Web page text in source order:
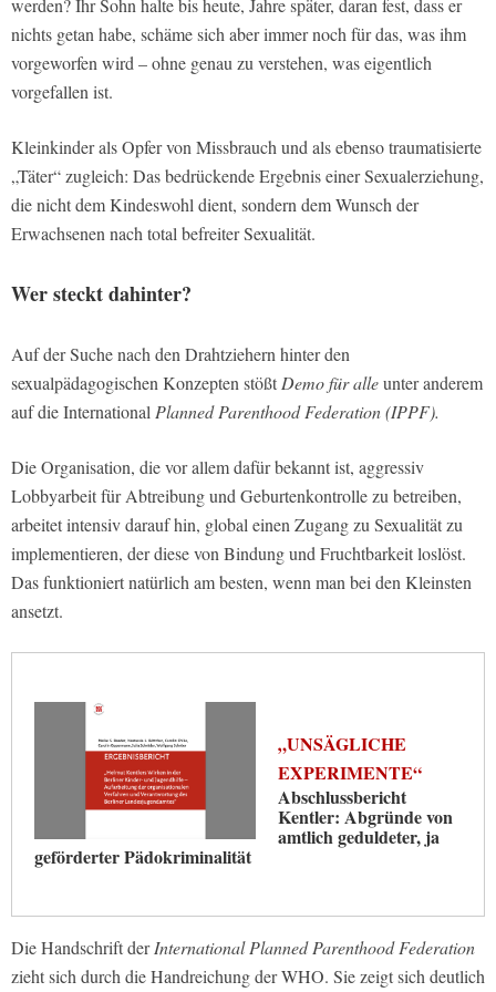
werden? Ihr Sohn halte bis heute, Jahre später, daran fest, dass er
nichts getan habe, schäme sich aber immer noch für das, was ihm
vorgeworfen wird – ohne genau zu verstehen, was eigentlich
vorgefallen ist.
Kleinkinder als Opfer von Missbrauch und als ebenso traumatisierte
„Täter“ zugleich: Das bedrückende Ergebnis einer Sexualerziehung,
die nicht dem Kindeswohl dient, sondern dem Wunsch der
Erwachsenen nach total befreiter Sexualität.
Wer steckt dahinter?
Auf der Suche nach den Drahtziehern hinter den
sexualpädagogischen Konzepten stößt Demo für alleunter anderem
auf die International Planned Parenthood Federation (IPPF).
Die Organisation, die vor allem dafür bekannt ist, aggressiv
Lobbyarbeit für Abtreibung und Geburtenkontrolle zu betreiben,
arbeitet intensiv darauf hin, global einen Zugang zu Sexualität zu
implementieren, der diese von Bindung und Fruchtbarkeit loslöst.
Das funktioniert natürlich am besten, wenn man bei den Kleinsten
ansetzt.
„UNSÄGLICHE
EXPERIMENTE“
Abschlussbericht
Kentler: Abgründe von
amtlich geduldeter, ja
geförderter Pädokriminalität
Die Handschrift derInternational Planned Parenthood Federation
zieht sich durch die Handreichung der WHO. Sie zeigt sich deutlich